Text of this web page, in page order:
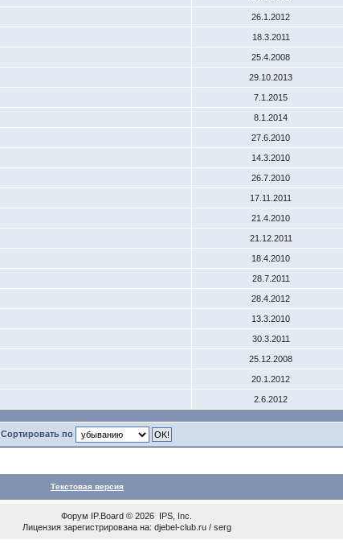
26.1.2012
18.3.2011
25.4.2008
29.10.2013
7.1.2015
8.1.2014
27.6.2010
14.3.2010
26.7.2010
17.11.2011
21.4.2010
21.12.2011
18.4.2010
28.7.2011
28.4.2012
13.3.2010
30.3.2011
25.12.2008
20.1.2012
2.6.2012
Сортировать по
Текстовая версия
Форум IP.Board © 2026 IPS, Inc
Лицензия зарегистрирована на: djebel-club.ru / serg